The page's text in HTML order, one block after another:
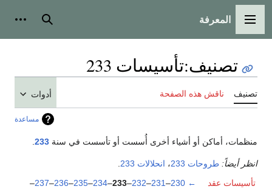
القائمة الرئيسية
المعرفة بحث
تصنيف:تأسيسات 233
تصنيف ناقش هذه الصفحة أدوات
مساعدة
منظمات، أماكن أو أشياء أخرى أُسست أو تأسست في سنة 233
انظر أيضاً: طروحات 233 ، انحلالات 233
تأسيسات عقد
←
230
–
231
–
232
–
233
–
234
–
235
–
236
–
237
–